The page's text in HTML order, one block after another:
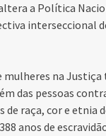
a Política
interseccional
na
das pessoas
de raça, cor e etnia
anos de